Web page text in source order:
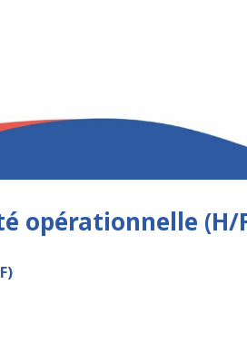
opérationnelle (H/